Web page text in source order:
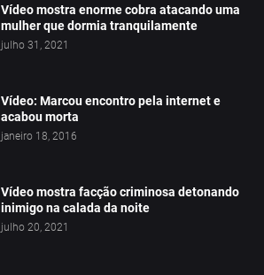
Vídeo mostra enorme cobra atacando uma
mulher que dormia tranquilamente
julho 31, 2021
Vídeo: Marcou encontro pela internet e
acabou morta
janeiro 18, 2016
Vídeo mostra facção criminosa detonando
inimigo na calada da noite
julho 20, 2021